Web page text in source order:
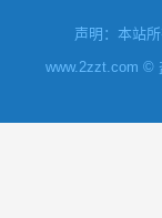
声明：本站
www.2zzt.com ©